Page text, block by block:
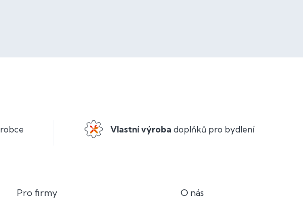
Vlastní výroba doplňků pro bydlení
Pro firmy O nás